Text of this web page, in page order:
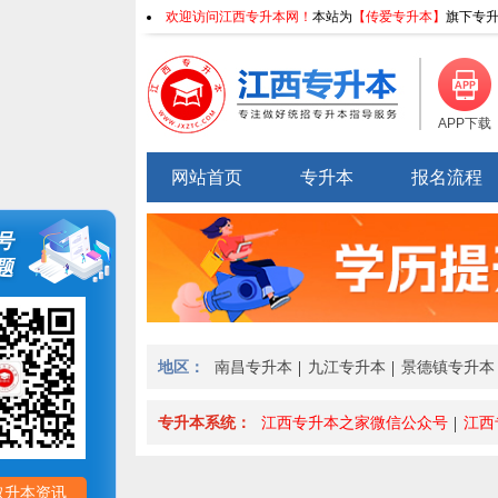
欢迎访问江西专升本网！ 本站为 【传爱专升本】 旗下专
APP下载
网站首页 专升本 报名流程
地区： 南昌专升本 九江专升本 景德镇专升本
专升本系统： 江西专升本之家微信公众号 江西
升本资讯